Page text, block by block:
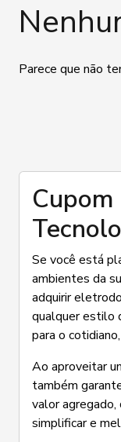
Parece que não
Se você está
ambientes da
adquirir
qualquer estilo
para o
Ao aproveitar
também
valor
simplificar e